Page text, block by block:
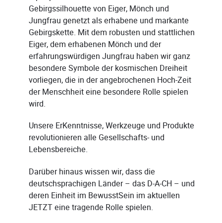
Gebirgssilhouette von Eiger, Mönch und
Jungfrau genetzt als erhabene und markante
Gebirgskette. Mit dem robusten und stattlichen
Eiger, dem erhabenen Mönch und der
erfahrungswürdigen Jungfrau haben wir ganz
besondere Symbole der kosmischen Dreiheit
vorliegen, die in der angebrochenen Hoch-Zeit
der Menschheit eine besondere Rolle spielen
wird.
Unsere ErKenntnisse, Werkzeuge und Produkte
revolutionieren alle Gesellschafts- und
Lebensbereiche.
Darüber hinaus wissen wir, dass die
deutschsprachigen Länder – das D-A-CH – und
deren Einheit im BewusstSein im aktuellen
JETZT eine tragende Rolle spielen.